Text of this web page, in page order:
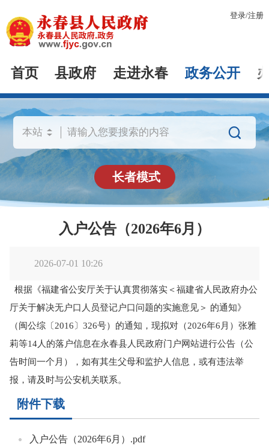
登录/注册
首页 县政府 走进永春 政务公开

长者模式
入户公告（2026年6月）
2026-07-01 10:26
根据《福建省公安厅关于认真贯彻落实＜福建省人民政府办公
厅关于解决无户口人员登记户口问题的实施意见＞ 的通知》
（闽公综〔2016〕326号）的通知，现拟对（2026年6月）张雅
莉等14人的落户信息在永春县人民政府门户网站进行公告（公
告时间一个月），如有其生父母和监护人信息，或有违法举
报，请及时与公安机关联系。
附件下载
入户公告（2026年6月）.pdf